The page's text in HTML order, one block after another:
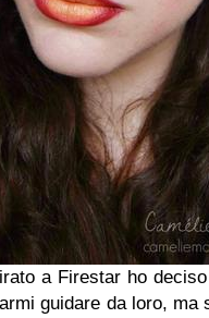
a Firestar ho
guidare da loro, ma